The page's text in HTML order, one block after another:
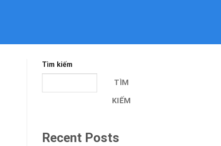
Tìm kiếm
TÌM
KIẾM
Recent Posts